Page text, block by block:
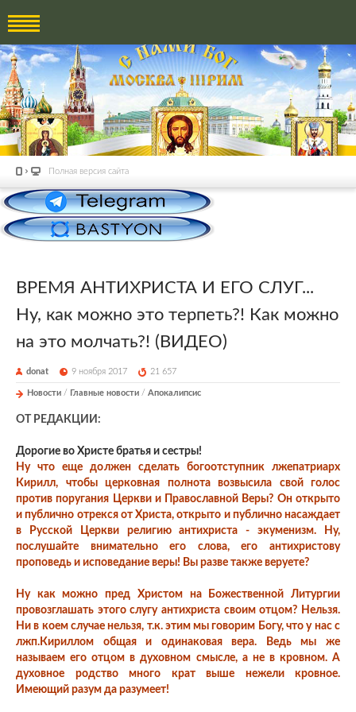
Полная версия сайта
ВРЕМЯ АНТИХРИСТА И ЕГО СЛУГ...
Ну, как можно это терпеть?! Как можно
на это молчать?! (ВИДЕО)
donat 9 ноября 2017 21 657
Новости / Главные новости / Апокалипсис
ОТ РЕДАКЦИИ:
Дорогие во Христе братья и сестры!
Ну что еще должен сделать богоотступник лжепатриарх
Кирилл, чтобы церковная полнота возвысила свой голос
против поругания Церкви и Православной Веры? Он открыто
и публично отрекся от Христа, открыто и публично насаждает
в Русской Церкви религию антихриста - экуменизм. Ну,
послушайте внимательно его слова, его антихристову
проповедь и исповедание веры! Вы разве также веруете?
Ну как можно пред Христом на Божественной Литургии
провозглашать этого слугу антихриста своим отцом? Нельзя.
Ни в коем случае нельзя, т.к. этим мы говорим Богу, что у нас с
лжп.Кириллом общая и одинаковая вера. Ведь мы же
называем его отцом в духовном смысле, а не в кровном. А
духовное родство много крат выше нежели кровное.
Имеющий разум да разумеет!